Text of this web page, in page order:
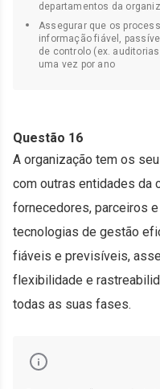
departamentos da
Assegurar que os
informação fiável,
de controlo (ex.
uma vez por ano
Questão 16
A organização tem os
com outras entidades da
fornecedores, parceiros
tecnologias de gestão
fiáveis e previsíveis,
flexibilidade e
todas as suas fases.